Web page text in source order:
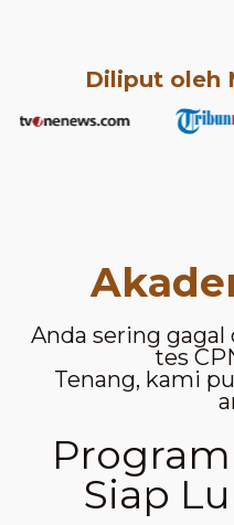
Diliput oleh
Anda sering gagal
tes
Tenang, kami
Siap